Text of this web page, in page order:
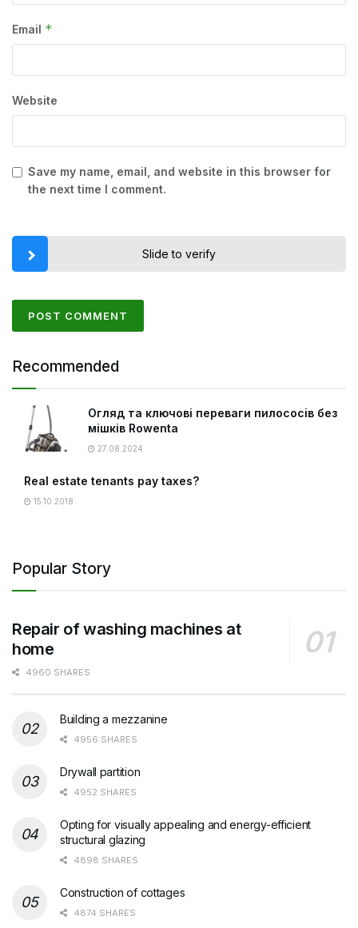
Email *
Website
Save my name, email, and website in this browser for
the next time I comment.
Slide to verify
Recommended
Огляд та ключові переваги пилососів без
мішків Rowenta
27.08.2024
Real estate tenants pay taxes?
15.10.2018
Popular Story
Repair of washing machines at
home
4960 SHARES
Building a mezzanine
4956 SHARES
Drywall partition
4952 SHARES
Opting for visually appealing and energy-efficient
structural glazing
4898 SHARES
Construction of cottages
4874 SHARES